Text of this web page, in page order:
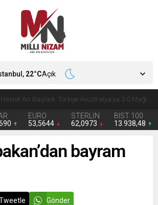
EURO
53,5644
STERLİN
62,0973
BIST 100
13.938,48
22°CAçık
bayram
Gönder